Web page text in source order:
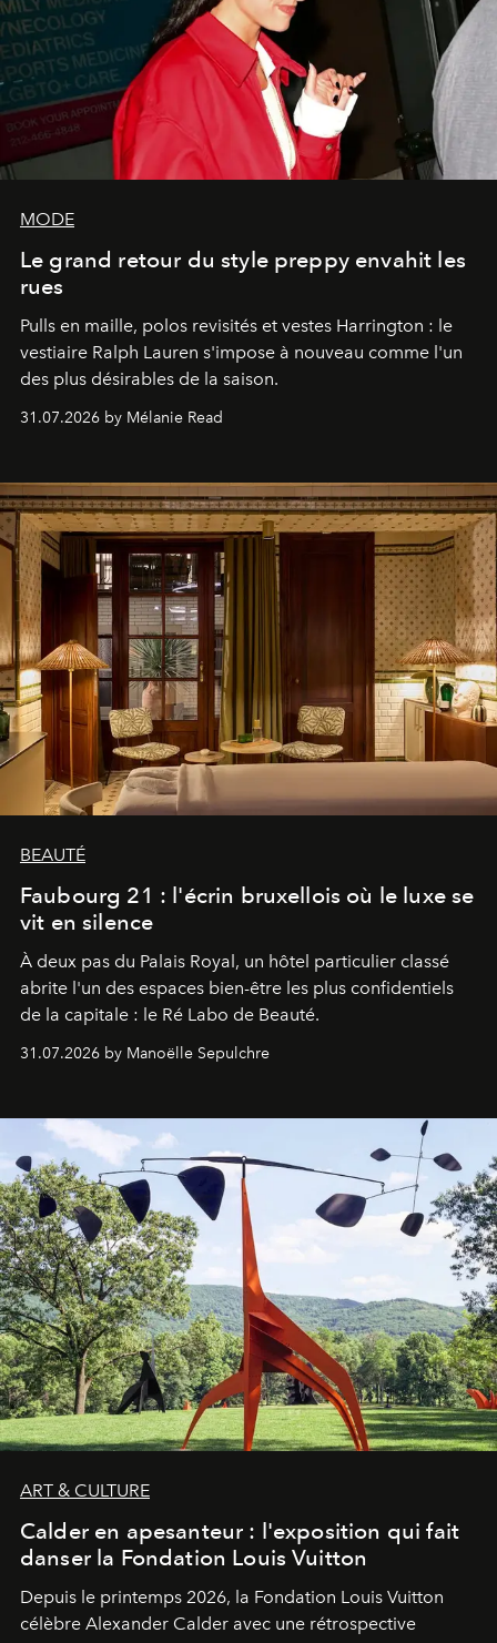
MODE
Le grand retour du style preppy envahit les
rues
Pulls en maille, polos revisités et vestes Harrington : le
vestiaire Ralph Lauren s'impose à nouveau comme l'un
des plus désirables de la saison.
31.07.2026 by Mélanie Read
BEAUTÉ
Faubourg 21 : l'écrin bruxellois où le luxe se
vit en silence
À deux pas du Palais Royal, un hôtel particulier classé
abrite l'un des espaces bien-être les plus confidentiels
de la capitale : le Ré Labo de Beauté.
31.07.2026 by Manoëlle Sepulchre
ART & CULTURE
Calder en apesanteur : l'exposition qui fait
danser la Fondation Louis Vuitton
Depuis le printemps 2026, la Fondation Louis Vuitton
célèbre Alexander Calder avec une rétrospective